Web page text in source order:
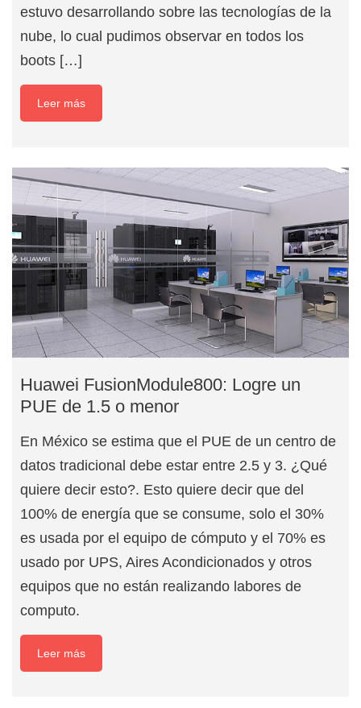
estuvo desarrollando sobre las tecnologías de la
nube, lo cual pudimos observar en todos los
boots […]
Leer más
Huawei FusionModule800: Logre un
PUE de 1.5 o menor
En México se estima que el PUE de un centro de
datos tradicional debe estar entre 2.5 y 3. ¿Qué
quiere decir esto?. Esto quiere decir que del
100% de energía que se consume, solo el 30%
es usada por el equipo de cómputo y el 70% es
usado por UPS, Aires Acondicionados y otros
equipos que no están realizando labores de
computo.
Leer más